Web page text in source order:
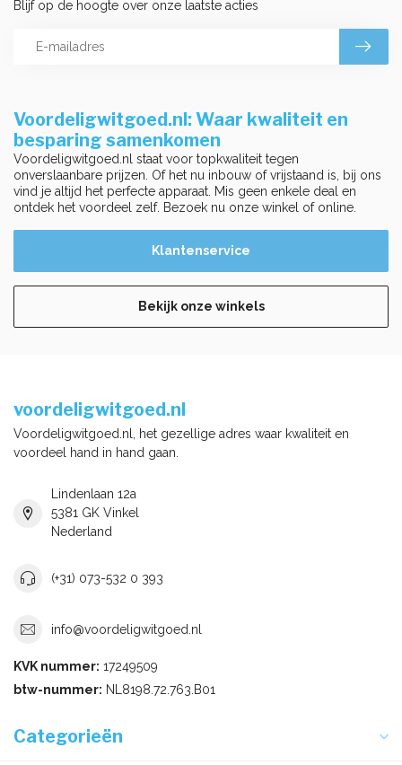
Voordeligwitgoed.nl: Waar kwaliteit en
besparing samenkomen
Voordeligwitgoed.nl staat voor topkwaliteit tegen
onverslaanbare prijzen. Of het nu inbouw of vrijstaand is, bij ons
vind je altijd het perfecte apparaat. Mis geen enkele deal en
ontdek het voordeel zelf. Bezoek nu onze winkel of online.
Klantenservice
Bekijk onze winkels
Blijf op de hoogte over onze laatste acties
voordeligwitgoed.nl
Voordeligwitgoed.nl, het gezellige adres waar kwaliteit en
voordeel hand in hand gaan.
Lindenlaan 12a
5381 GK Vinkel
Nederland
(+31) 073-532 0 393
info@voordeligwitgoed.nl
KVK nummer: 17249509
btw-nummer: NL8198.72.763.B01
Categorieën